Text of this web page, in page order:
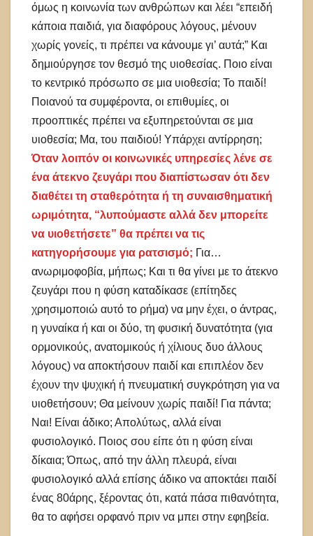
όμως η κοινωνία των ανθρώπων και λέει “επειδή
κάποια παιδιά, για διαφόρους λόγους, μένουν
χωρίς γονείς, τι πρέπει να κάνουμε γι’ αυτά;” Και
δημιούργησε τον θεσμό της υιοθεσίας. Ποιο είναι
το κεντρικό πρόσωπο σε μια υιοθεσία; Το παιδί!
Ποιανού τα συμφέροντα, οι επιθυμίες, οι
προοπτικές πρέπει να εξυπηρετούνται σε μια
υιοθεσία; Μα, του παιδιού! Υπάρχει αντίρρηση;
Όταν λοιπόν οι κοινωνικές υπηρεσίες λένε σε
ένα άτεκνο ζευγάρι που διαπίστωσαν ότι δεν
διαθέτει τη σταθερότητα ή τη συναισθηματική
ωριμότητα, “λυπούμαστε αλλά δεν μπορείτε
να υιοθετήσετε” θα πρέπει να τις
κατηγορήσουμε για ρατσισμό; Για…
ανωριμοφοβία, μήπως; Και τι θα γίνει με το άτεκνο
ζευγάρι που η φύση καταδίκασε (επίτηδες
χρησιμοποιώ αυτό το ρήμα) να μην έχει, ο άντρας,
η γυναίκα ή και οι δύο, τη φυσική δυνατότητα (για
ορμονικούς, ανατομικούς ή χίλιους δυο άλλους
λόγους) να αποκτήσουν παιδί και επιπλέον δεν
έχουν την ψυχική ή πνευματική συγκρότηση για να
υιοθετήσουν; Θα μείνουν χωρίς παιδί! Για πάντα;
Ναι! Είναι άδικο; Απολύτως, αλλά είναι
φυσιολογικό. Ποιος σου είπε ότι η φύση είναι
δίκαια; Όπως, από την άλλη πλευρά, είναι
φυσιολογικό αλλά επίσης άδικο να αποκτάει παιδί
ένας 80άρης, ξέροντας ότι, κατά πάσα πιθανότητα,
θα το αφήσει ορφανό πριν να μπει στην εφηβεία.